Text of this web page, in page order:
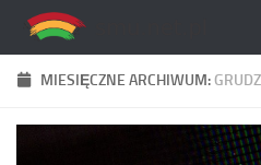
Skip to content
MIESIĘCZNE ARCHIWUM: